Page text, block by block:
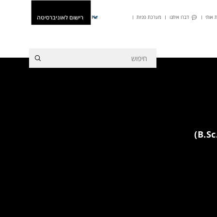
אותי דברו איתנו מערכת פניות He רישום לאוניברסיטה
מפגש היכרות מקוון לתואר ראשון (.B.Sc)